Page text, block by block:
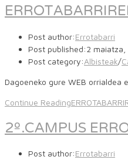
Post author:Errotabarri
Post published:2 maiatza,
Post category:Albisteak/
Dagoeneko gure WEB orrialdea
Continue Reading
2º.CAMPUS
Post author:Errotabarri